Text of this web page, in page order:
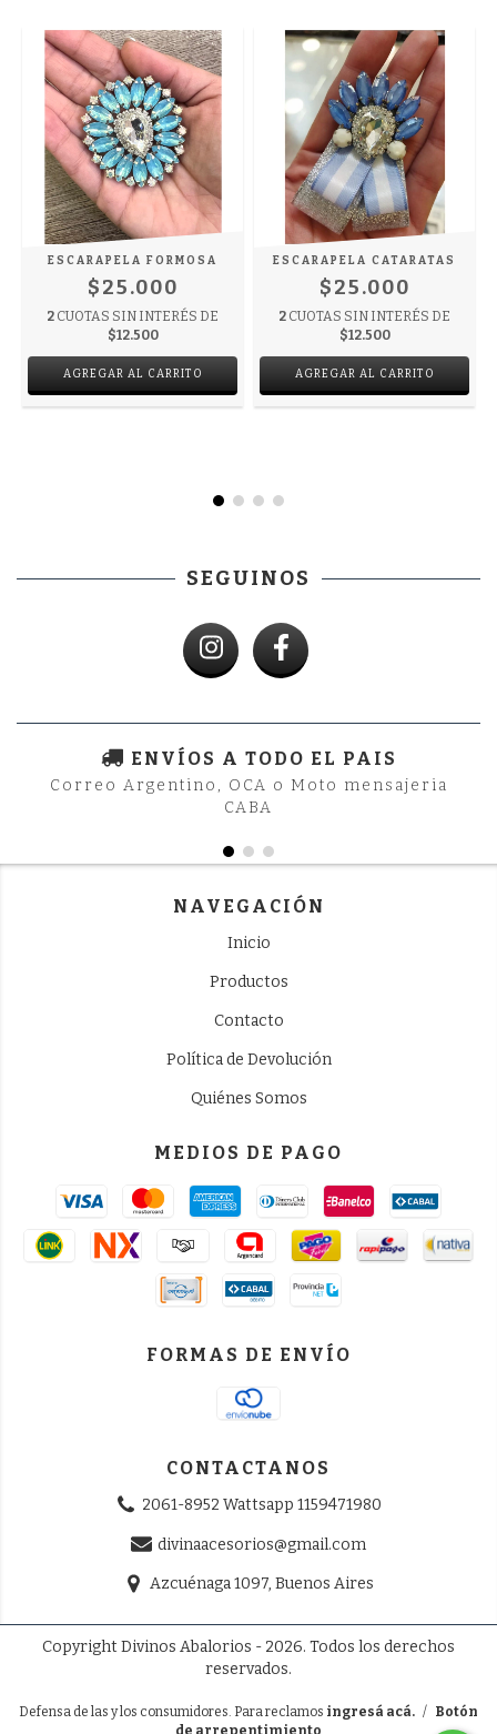
ESCARAPELA FORMOSA
$25.000
2 CUOTAS SIN INTERÉS DE
$12.500
ESCARAPELA CATARATAS
$25.000
2 CUOTAS SIN INTERÉS DE
$12.500
SEGUINOS
ENVÍOS A TODO EL PAIS
Correo Argentino, OCA o Moto mensajeria
CABA
NAVEGACIÓN
Inicio
Productos
Contacto
Política de Devolución
Quiénes Somos
MEDIOS DE PAGO
FORMAS DE ENVÍO
CONTACTANOS
2061-8952 Wattsapp 1159471980
divinaacesorios@gmail.com
Azcuénaga 1097, Buenos Aires
Copyright Divinos Abalorios - 2026. Todos los derechos
reservados.
Defensa de las y los consumidores. Para reclamos ingresá acá. / Botón
de arrepentimiento